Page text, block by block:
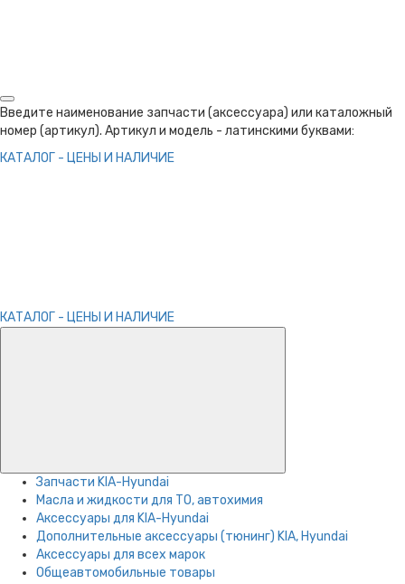
Введите наименование запчасти (аксессуара) или каталожный
номер (артикул). Артикул и модель - латинскими буквами:
КАТАЛОГ - ЦЕНЫ И НАЛИЧИЕ
КАТАЛОГ - ЦЕНЫ И НАЛИЧИЕ
Запчасти KIA-Hyundai
Масла и жидкости для ТО, автохимия
Аксессуары для KIA-Hyundai
Дополнительные аксессуары (тюнинг) KIA, Hyundai
Аксессуары для всех марок
Общеавтомобильные товары